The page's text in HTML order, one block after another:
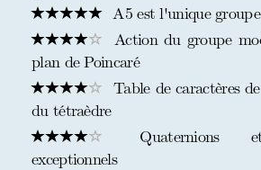
A5 est l'unique
Action du groupe
plan de Poincaré
Table de caractères
du tétraèdre
Quaternions et
exceptionnels